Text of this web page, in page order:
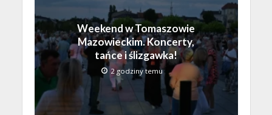
Weekend w Tomaszowie
Mazowieckim. Koncerty,
tańce i ślizgawka!
2 godziny temu